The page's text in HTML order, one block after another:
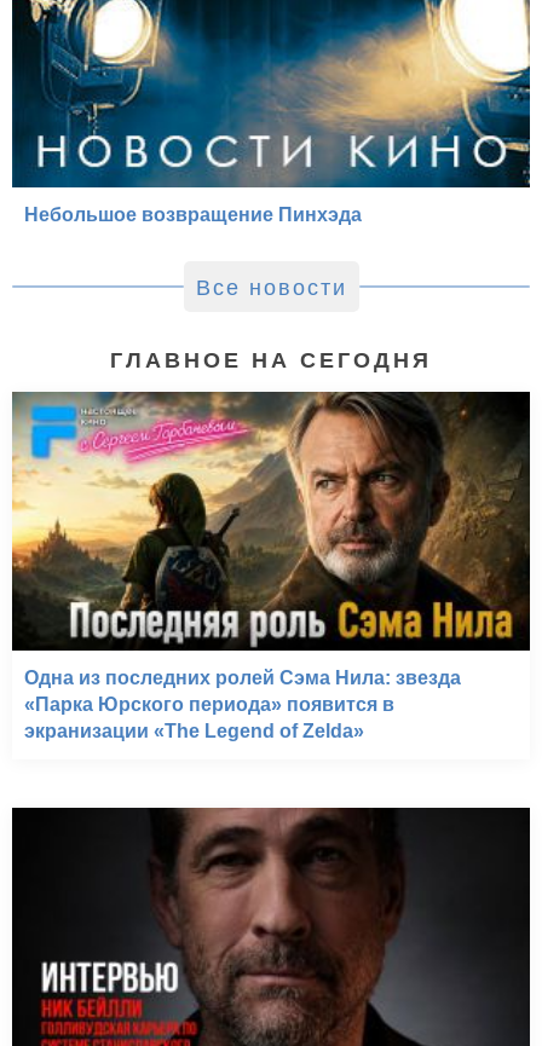
Небольшое возвращение Пинхэда
Все новости
ГЛАВНОЕ НА СЕГОДНЯ
Одна из последних ролей Сэма Нила: звезда
«Парка Юрского периода» появится в
экранизации «The Legend of Zelda»